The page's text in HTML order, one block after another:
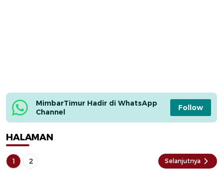
MimbarTimur Hadir di WhatsApp
Channel
Follow
HALAMAN
1 2 Selanjutnya